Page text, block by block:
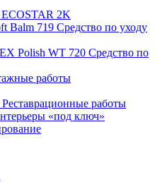
2K
Средство по уходу
Средство по
работы
Реставрационные работы
«под ключ»